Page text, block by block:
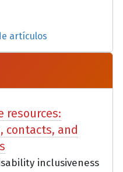
artículos
resources:
and
inclusiveness